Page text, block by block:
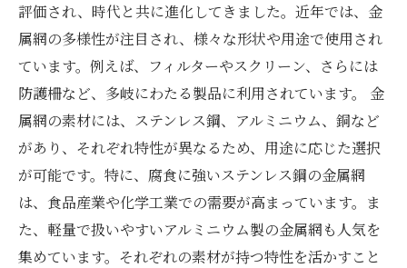
評価され、時代と共に進化してきました。近年では、金
属網の多様性が注目され、様々な形状や用途で使用され
ています。例えば、フィルターやスクリーン、さらには
防護柵など、多岐にわたる製品に利用されています。 金
属網の素材には、ステンレス鋼、アルミニウム、銅など
があり、それぞれ特性が異なるため、用途に応じた選択
が可能です。特に、腐食に強いステンレス鋼の金属網
は、食品産業や化学工業での需要が高まっています。ま
た、軽量で扱いやすいアルミニウム製の金属網も人気を
集めています。それぞれの素材が持つ特性を活かすこと